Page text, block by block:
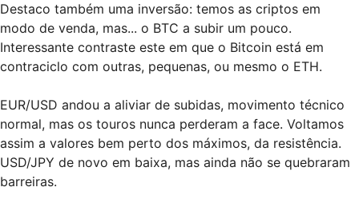
Destaco também uma inversão: temos as criptos em
modo de venda, mas... o BTC a subir um pouco.
Interessante contraste este em que o Bitcoin está em
contraciclo com outras, pequenas, ou mesmo o ETH.
EUR/USD andou a aliviar de subidas, movimento técnico
normal, mas os touros nunca perderam a face. Voltamos
assim a valores bem perto dos máximos, da resistência.
USD/JPY de novo em baixa, mas ainda não se quebraram
barreiras.